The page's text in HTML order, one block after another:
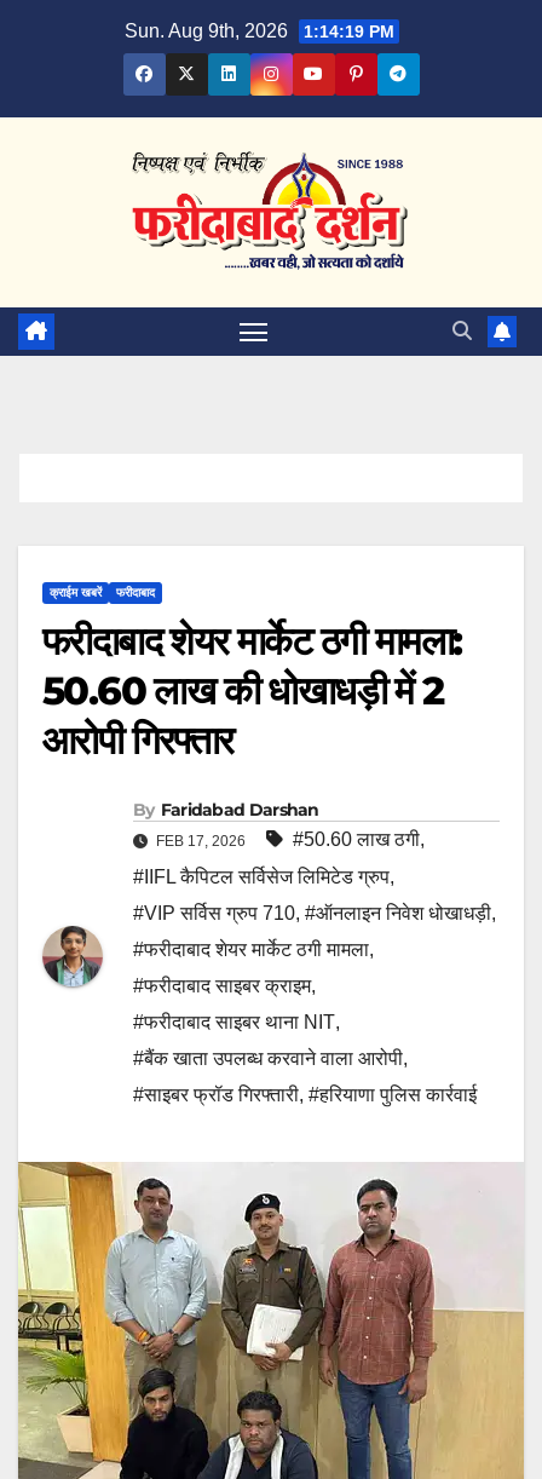
Sun. Aug 9th, 2026 1:14:20 PM
क्राईम खबरें फरीदाबाद
फरीदाबाद शेयर मार्केट ठगी मामला:
50.60 लाख की धोखाधड़ी में 2
आरोपी गिरफ्तार
By Faridabad Darshan
FEB 17, 2026 #50.60 लाख ठगी,
#IIFL कैपिटल सर्विसेज लिमिटेड ग्रुप,
#VIP सर्विस ग्रुप 710, #ऑनलाइन निवेश धोखाधड़ी,
#फरीदाबाद शेयर मार्केट ठगी मामला,
#फरीदाबाद साइबर क्राइम,
#फरीदाबाद साइबर थाना NIT,
#बैंक खाता उपलब्ध करवाने वाला आरोपी,
#साइबर फ्रॉड गिरफ्तारी, #हरियाणा पुलिस कार्रवाई